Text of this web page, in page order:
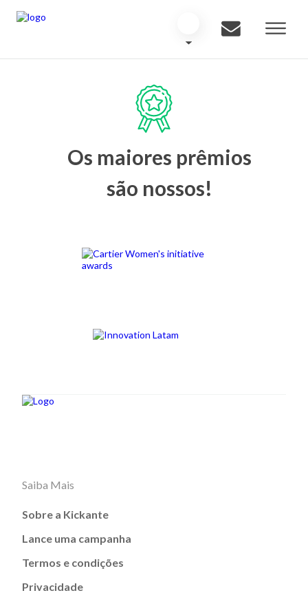
Os maiores prêmios
são nossos!
Saiba Mais
Sobre a Kickante
Lance uma campanha
Termos e condições
Privacidade